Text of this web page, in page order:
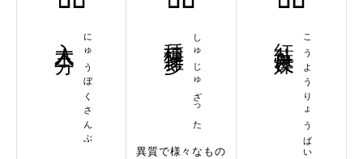
にゅうぼくさんぶ しゅじゅざった
異質で様々なもの
こうようりょうばい